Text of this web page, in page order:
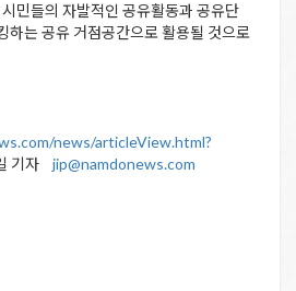
민들의 자발적인 공유활동과 공유단
하는 공유 거점공간으로 활용될 것으로
news/articleView.html?
기자 jip@namdonews.com